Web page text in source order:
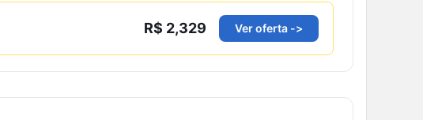
R$ 2,329 Ver oferta ->